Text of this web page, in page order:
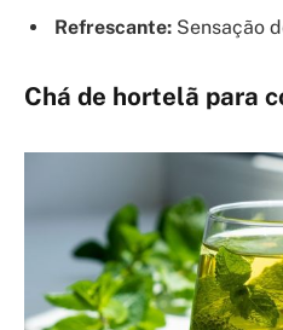
Refrescante: Sensação
Chá de hortelã para